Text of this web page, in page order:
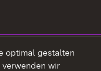
optimal gestalten
verwenden wir